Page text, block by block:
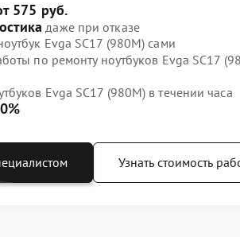
575 руб.
даже при отказе
Evga SC17 (980M) сами
по ремонту ноутбуков Evga SC17
Evga SC17 (980M) в течении часа
Узнать стоимость